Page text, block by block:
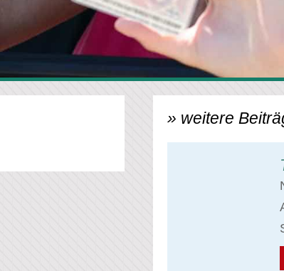
» weitere